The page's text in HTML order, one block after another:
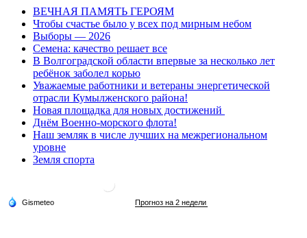
ВЕЧНАЯ ПАМЯТЬ ГЕРОЯМ
Чтобы счастье было у всех под мирным небом
Выборы — 2026
Семена: качество решает все
В Волгоградской области впервые за несколько лет
ребёнок заболел корью
Уважаемые работники и ветераны энергетической
отрасли Кумылженского района!
Новая площадка для новых достижений
Днём Военно-морского флота!
Наш земляк в числе лучших на межрегиональном
уровне
Земля спорта